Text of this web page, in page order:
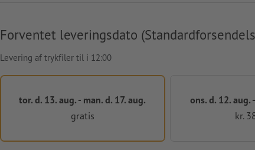
Forventet leveringsdato
Levering af trykfiler til i 12:00
tor. d. 13. aug. - man. d. 17. aug.
gratis
ons. d. 12. aug.
kr.